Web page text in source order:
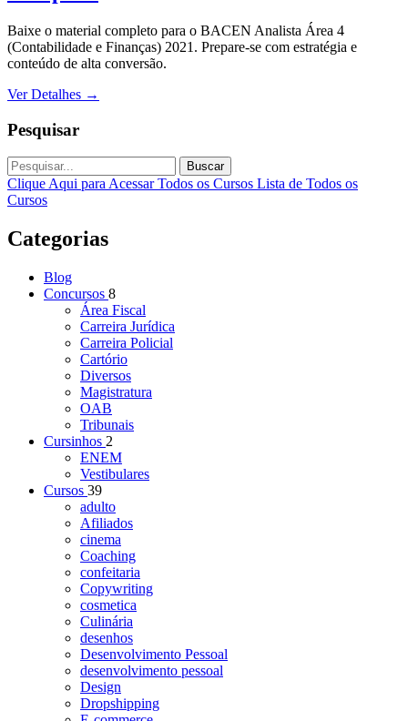
Baixe o material completo para o BACEN Analista Área 4
(Contabilidade e Finanças) 2021. Prepare-se com estratégia e
conteúdo de alta conversão.
Ver Detalhes →
Pesquisar
Buscar
Clique Aqui para Acessar Todos os Cursos Lista de Todos os
Cursos
Categorias
Blog
Concursos 8
Área Fiscal
Carreira Jurídica
Carreira Policial
Cartório
Diversos
Magistratura
OAB
Tribunais
Cursinhos 2
ENEM
Vestibulares
Cursos 39
adulto
Afiliados
cinema
Coaching
confeitaria
Copywriting
cosmetica
Culinária
desenhos
Desenvolvimento Pessoal
desenvolvimento pessoal
Design
Dropshipping